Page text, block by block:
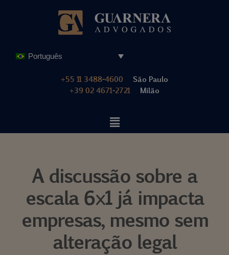
Português
+55 11 3488-4600 São Paulo
+39 02 4671-2721 Milão
A discussão sobre a
escala 6×1 já impacta
empresas, mesmo sem
alteração legal